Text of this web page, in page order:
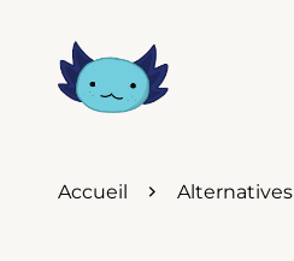
Accueil Alternatives